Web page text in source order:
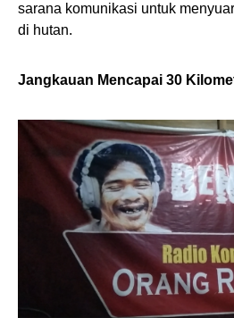
sarana komunikasi untuk
di hutan.
Jangkauan Mencapai 30